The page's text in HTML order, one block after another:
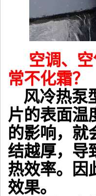
空调、
常不化霜？
风冷热泵
片的表面温
的影响，就
结越厚，导
热效率。因
效果。